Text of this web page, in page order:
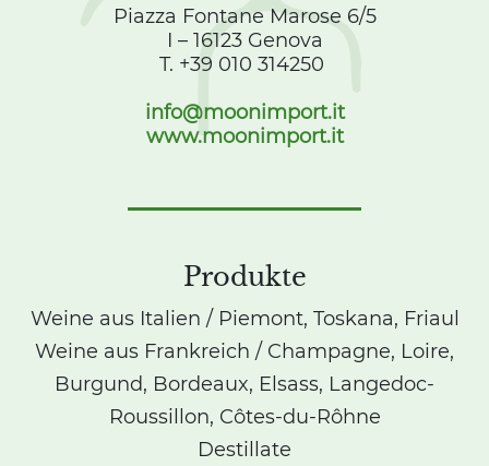
Piazza Fontane Marose 6/5
I – 16123 Genova
T. +39 010 314250
info@moonimport.it
www.moonimport.it
Produkte
Weine aus Italien / Piemont, Toskana, Friaul
Weine aus Frankreich / Champagne, Loire,
Burgund, Bordeaux, Elsass, Langedoc-
Roussillon, Côtes-du-Rôhne
Destillate